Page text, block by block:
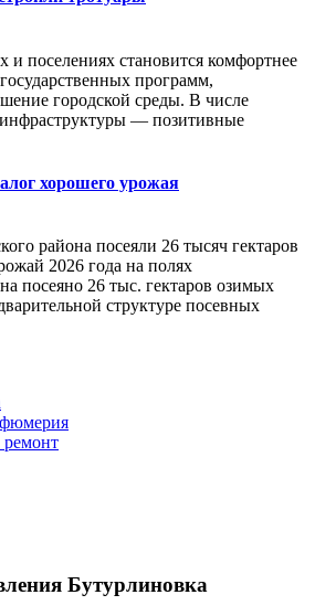
и поселениях становится комфортнее
программ,
городской среды. В числе
— позитивные
хорошего урожая
района посеяли 26 тысяч гектаров
2026 года на полях
посеяно 26 тыс. гектаров озимых
структуре посевных
ремонт
Бутурлиновка